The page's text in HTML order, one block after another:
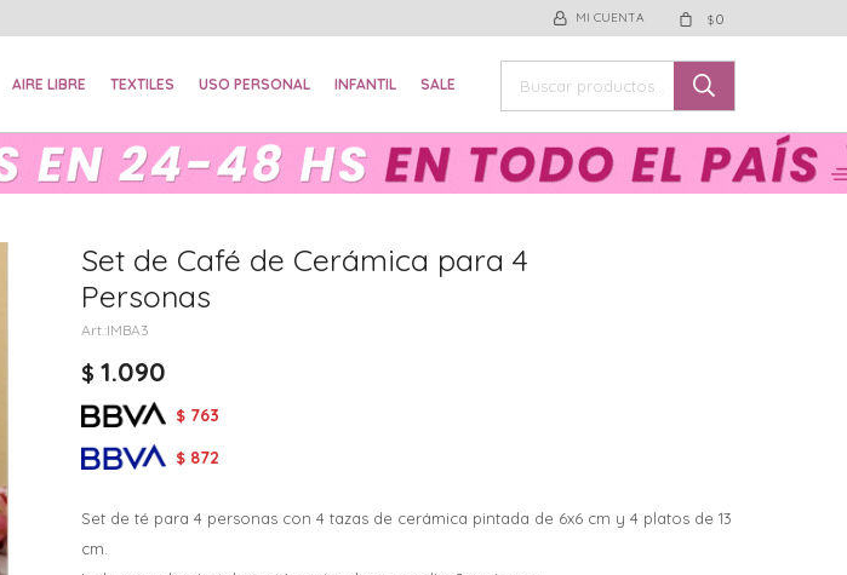
AIRE LIBRE TEXTILES USO PERSONAL INFANTIL SALE
$0
Set de Café de Cerámica para 4
Personas
IMBA3
$ 1.090
$ 763
$ 872
Set de té para 4 personas con 4 tazas de cerámica pintada de 6x6 cm y 4 platos de 13
cm.